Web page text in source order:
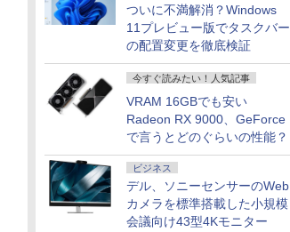
ついに不満解消？Windows
11プレビュー版でタスクバー
の配置変更を徹底検証
今すぐ読みたい！人気記事
VRAM 16GBでも安い
Radeon RX 9000、GeForce
で言うとどのぐらいの性能？
ビジネス
デル、ソニーセンサーのWeb
カメラを標準搭載した小規模
会議向け43型4Kモニター